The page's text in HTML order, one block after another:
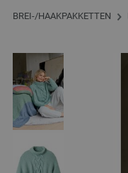
BREI-/HAAKPAKKETTEN